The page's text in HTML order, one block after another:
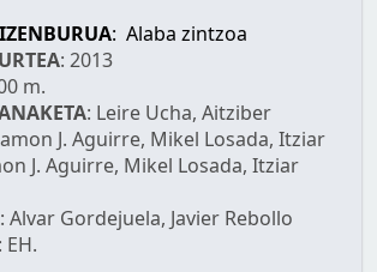
: Alaba zintzoa
: 2013
m.
: Leire Ucha, Aitziber
J. Aguirre, Mikel Losada, Itziar
J. Aguirre, Mikel Losada, Itziar
: Alvar Gordejuela, Javier Rebollo
: EH.